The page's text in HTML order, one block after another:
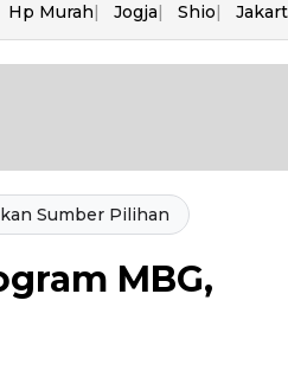
Hp Murah Jogja Shio
Sumber Pilihan
MBG,